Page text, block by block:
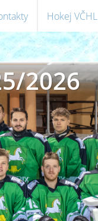
Hokej VČHL
2026